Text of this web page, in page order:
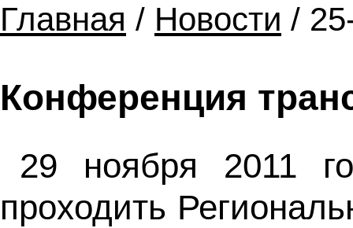
Главная / Новости /
Конференция
29 ноября 2011
проходить